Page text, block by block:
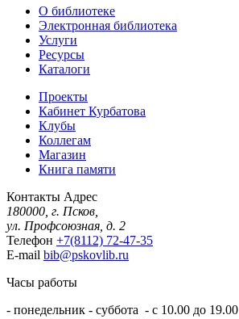
О библиотеке
Электронная библиотека
Услуги
Ресурсы
Каталоги
Проекты
Кабинет Курбатова
Клубы
Коллегам
Магазин
Книга памяти
Контакты Адрес
180000, г. Псков,
ул. Профсоюзная, д. 2
Телефон +7(8112) 72-47-35
E-mail bib@pskovlib.ru
Часы работы
- понедельник - суббота - с 10.00 до 19.00